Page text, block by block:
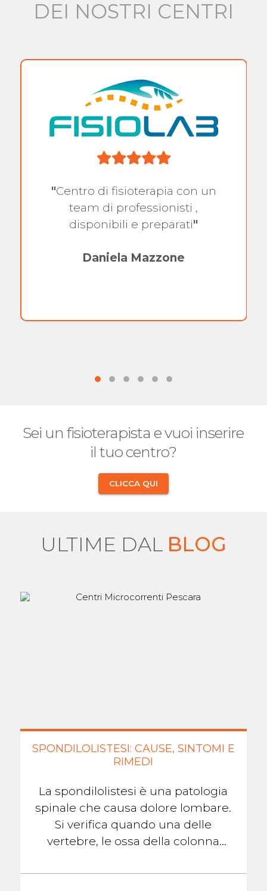
DEI NOSTRI CENTRI
"Centro di fisioterapia con un
team di professionisti ,
disponibili e preparati"
Daniela Mazzone
Sei un fisioterapista e vuoi inserire
il tuo centro?
CLICCA QUI
ULTIME DAL BLOG
SPONDILOLISTESI: CAUSE, SINTOMI E
RIMEDI
La spondilolistesi è una patologia
spinale che causa dolore lombare.
Si verifica quando una delle
vertebre, le ossa della colonna
rispetto alla ...